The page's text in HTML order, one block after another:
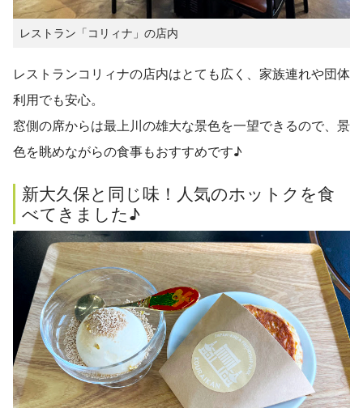
レストラン「コリィナ」の店内
レストランコリィナの店内はとても広く、家族連れや団体
利用でも安心。
窓側の席からは最上川の雄大な景色を一望できるので、景
色を眺めながらの食事もおすすめです♪
新大久保と同じ味！人気のホットクを食
べてきました♪